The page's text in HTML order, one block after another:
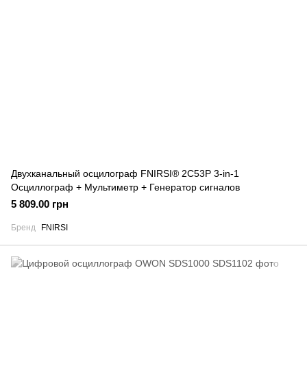
Двухканальный осцилограф FNIRSI® 2C53P 3-in-1
Осциллограф + Мультиметр + Генератор сигналов
5 809.00 грн
Бренд FNIRSI